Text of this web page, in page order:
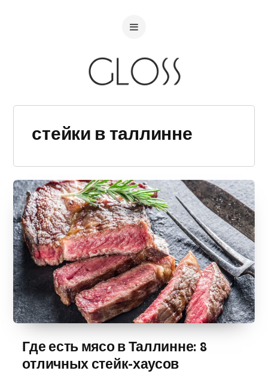
стейки в таллинне
Где есть мясо в Таллинне: 8
отличных стейк-хаусов